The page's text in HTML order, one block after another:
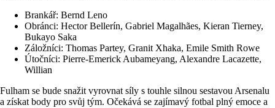
Brankář: Bernd Leno
Obránci: Hector Bellerín, Gabriel Magalhães, Kieran Tierney,
Bukayo Saka
Záložníci: Thomas Partey, Granit Xhaka, Emile Smith Rowe
Útočníci: Pierre-Emerick Aubameyang, Alexandre Lacazette,
Willian
Fulham se bude snažit vyrovnat síly s touhle silnou sestavou Arsenalu
a získat body pro svůj tým. Očekává se zajímavý fotbal plný emoce a